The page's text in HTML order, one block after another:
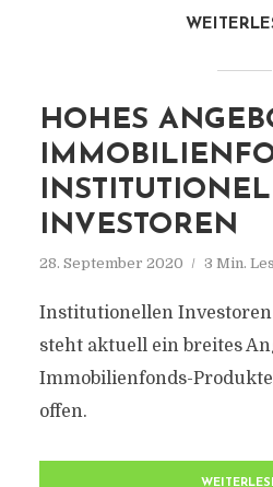
HOHES
INVESTOREN
28. September 2020 3 Min.
Institutionellen
steht aktuell ein breites
Immobilienfonds-
offen.